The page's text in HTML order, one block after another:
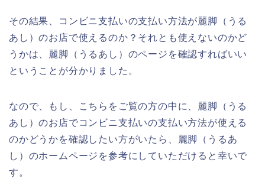
その結果、コンビニ支払いの支払い方法が麗脚（うる
あし）のお店で使えるのか？それとも使えないのかど
うかは、麗脚（うるあし）のページを確認すればいい
ということが分かりました。
なので、もし、こちらをご覧の方の中に、麗脚（うる
あし）のお店でコンビニ支払いの支払い方法が使える
のかどうかを確認したい方がいたら、麗脚（うるあ
し）のホームページを参考にしていただけると幸いで
す。